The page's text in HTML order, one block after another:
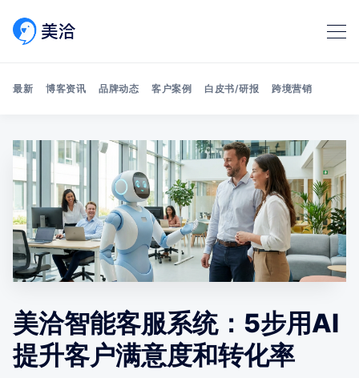
Search 美洽博客
最新 博客资讯 品牌动态 客户案例 白皮书/研报 跨境营销
美洽智能客服系统：5步用AI
提升客户满意度和转化率